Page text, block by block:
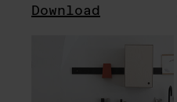
Download